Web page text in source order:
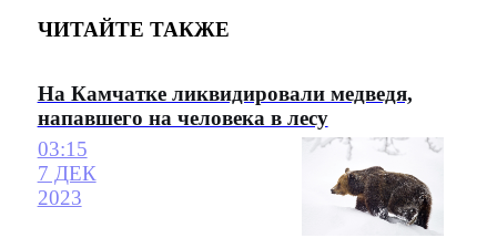
ЧИТАЙТЕ ТАКЖЕ
На Камчатке ликвидировали медведя,
напавшего на человека в лесу
03:15
7 ДЕК
2023